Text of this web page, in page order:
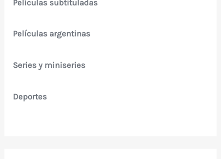
Películas subtituladas
Películas argentinas
Series y miniseries
Deportes